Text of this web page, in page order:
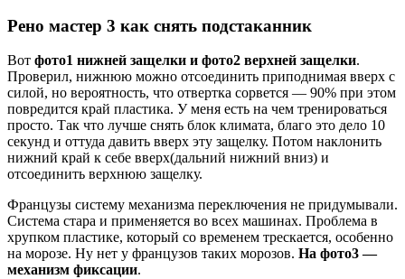
Рено мастер 3 как снять подстаканник
Вот фото1 нижней защелки и фото2 верхней защелки.
Проверил, нижнюю можно отсоединить приподнимая вверх с
силой, но вероятность, что отвертка сорвется — 90% при этом
повредится край пластика. У меня есть на чем тренироваться
просто. Так что лучше снять блок климата, благо это дело 10
секунд и оттуда давить вверх эту защелку. Потом наклонить
нижний край к себе вверх(дальний нижний вниз) и
отсоединить верхнюю защелку.
Французы систему механизма переключения не придумывали.
Система стара и применяется во всех машинах. Проблема в
хрупком пластике, который со временем трескается, особенно
на морозе. Ну нет у французов таких морозов. На фото3 —
механизм фиксации.